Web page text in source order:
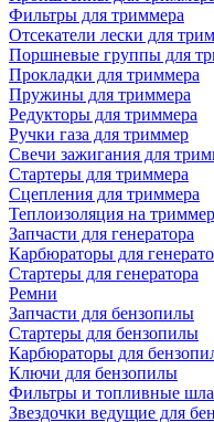
Фильтры для триммера
Отсекатели лески для
Поршневые группы для
Прокладки для триммера
Пружины для триммера
Редукторы для триммера
Ручки газа для триммер
Свечи зажигания для
Стартеры для триммера
Сцепления для триммера
Теплоизоляция на триммер
Запчасти для генератора
Карбюраторы для
Стартеры для генератора
Ремни
Запчасти для бензопилы
Стартеры для бензопилы
Карбюраторы для
Ключи для бензопилы
Фильтры и топливные
Звездочки ведущие для